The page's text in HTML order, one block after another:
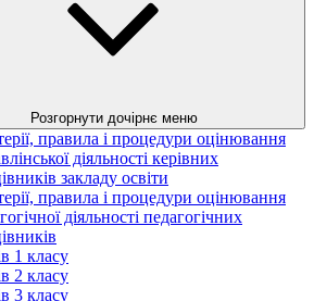
Розгорнути дочірнє меню
правила і процедури оцінювання
діяльності керівних
закладу освіти
правила і процедури оцінювання
діяльності педагогічних
1 класу
2 класу
3 класу